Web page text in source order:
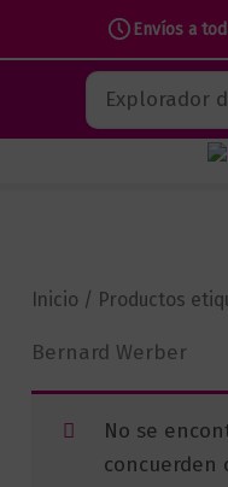
Envíos a
contenido
Buscar
Inicio / Productos
Bernard Werber
No se
concuerden